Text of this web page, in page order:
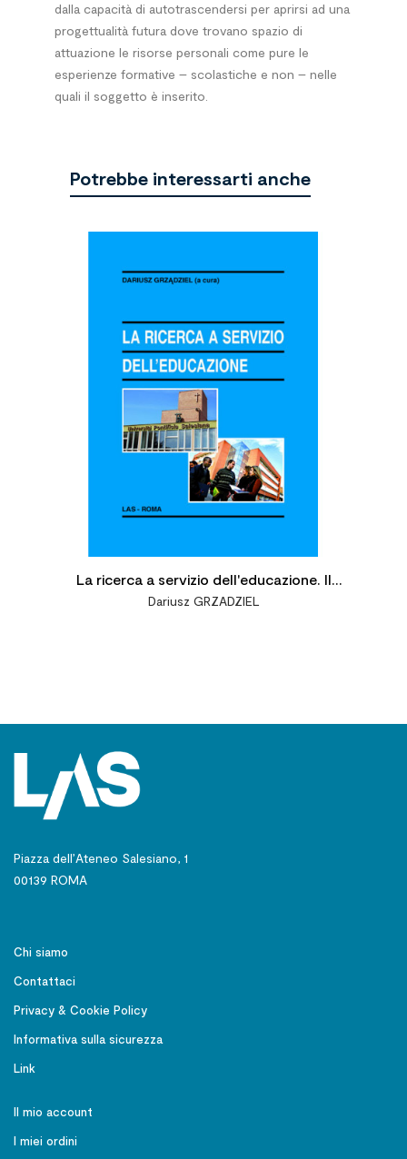
dalla capacità di autotrascendersi per aprirsi ad una
progettualità futura dove trovano spazio di
attuazione le risorse personali come pure le
esperienze formative – scolastiche e non – nelle
quali il soggetto è inserito.
Potrebbe interessarti anche
La ricerca a servizio dell'educazione. Il
contributo dell'Università Pontificia
Dariusz GRZADZIEL
Piazza dell’Ateneo Salesiano, 1
00139 ROMA
Chi siamo
Contattaci
Privacy & Cookie Policy
Informativa sulla sicurezza
Link
Il mio account
I miei ordini